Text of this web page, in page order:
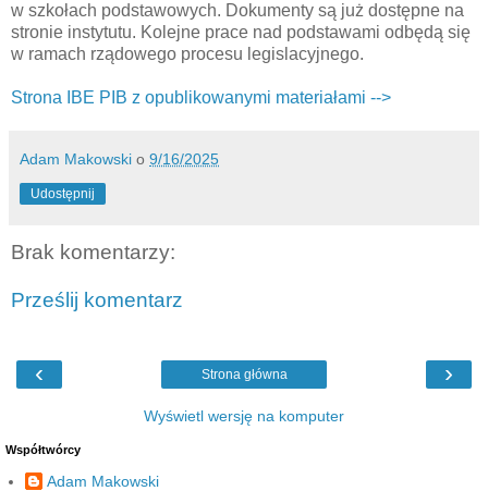
w szkołach podstawowych. Dokumenty są już dostępne na
stronie instytutu. Kolejne prace nad podstawami odbędą się
w ramach rządowego procesu legislacyjnego.
Strona IBE PIB z opublikowanymi materiałami -->
Adam Makowski o 9/16/2025
Udostępnij
Brak komentarzy:
Prześlij komentarz
‹ ›
Strona główna
Wyświetl wersję na komputer
Współtwórcy
Adam Makowski